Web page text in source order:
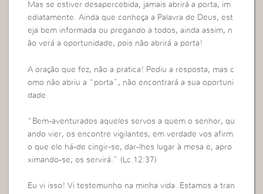
Mas se estiver desapercebida, jamais abrirá a porta, im
ediatamente. Ainda que conheça a Palavra de Deus, est
eja bem informada ou pregando a todos, ainda assim, n
ão verá a oportunidade, pois não abrirá a porta!
A oração que fez, não a pratica! Pediu a resposta, mas c
omo não abriu a “porta”, não encontrará a sua oportuni
dade.
“Bem-aventurados aqueles servos a quem o senhor, qu
ando vier, os encontre vigilantes; em verdade vos afirm
o que ele há-de cingir-se, dar-lhes lugar à mesa e, apro
ximando-se, os servirá.” (Lc.12:37)
Eu vi isso! Vi testemunho na minha vida. Estamos a tran